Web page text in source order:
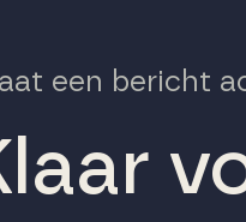
een bericht